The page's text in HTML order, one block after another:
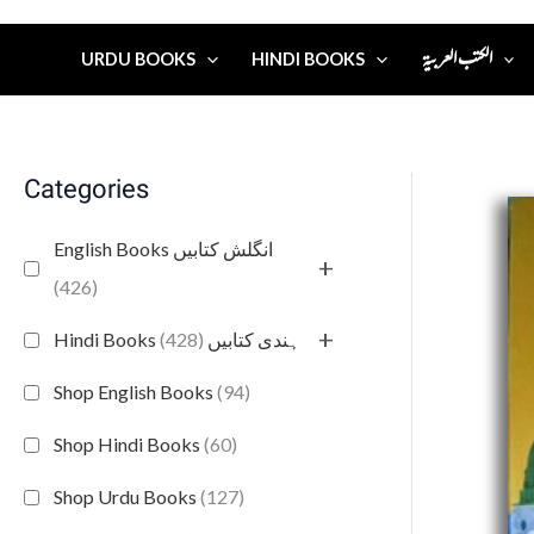
URDU BOOKS HINDI BOOKS الكتب العربية
Categories
English Books انگلش کتابیں
(426)
+
Hindi Books ہندی کتابیں (428) +
Shop English Books (94)
Shop Hindi Books (60)
Shop Urdu Books (127)